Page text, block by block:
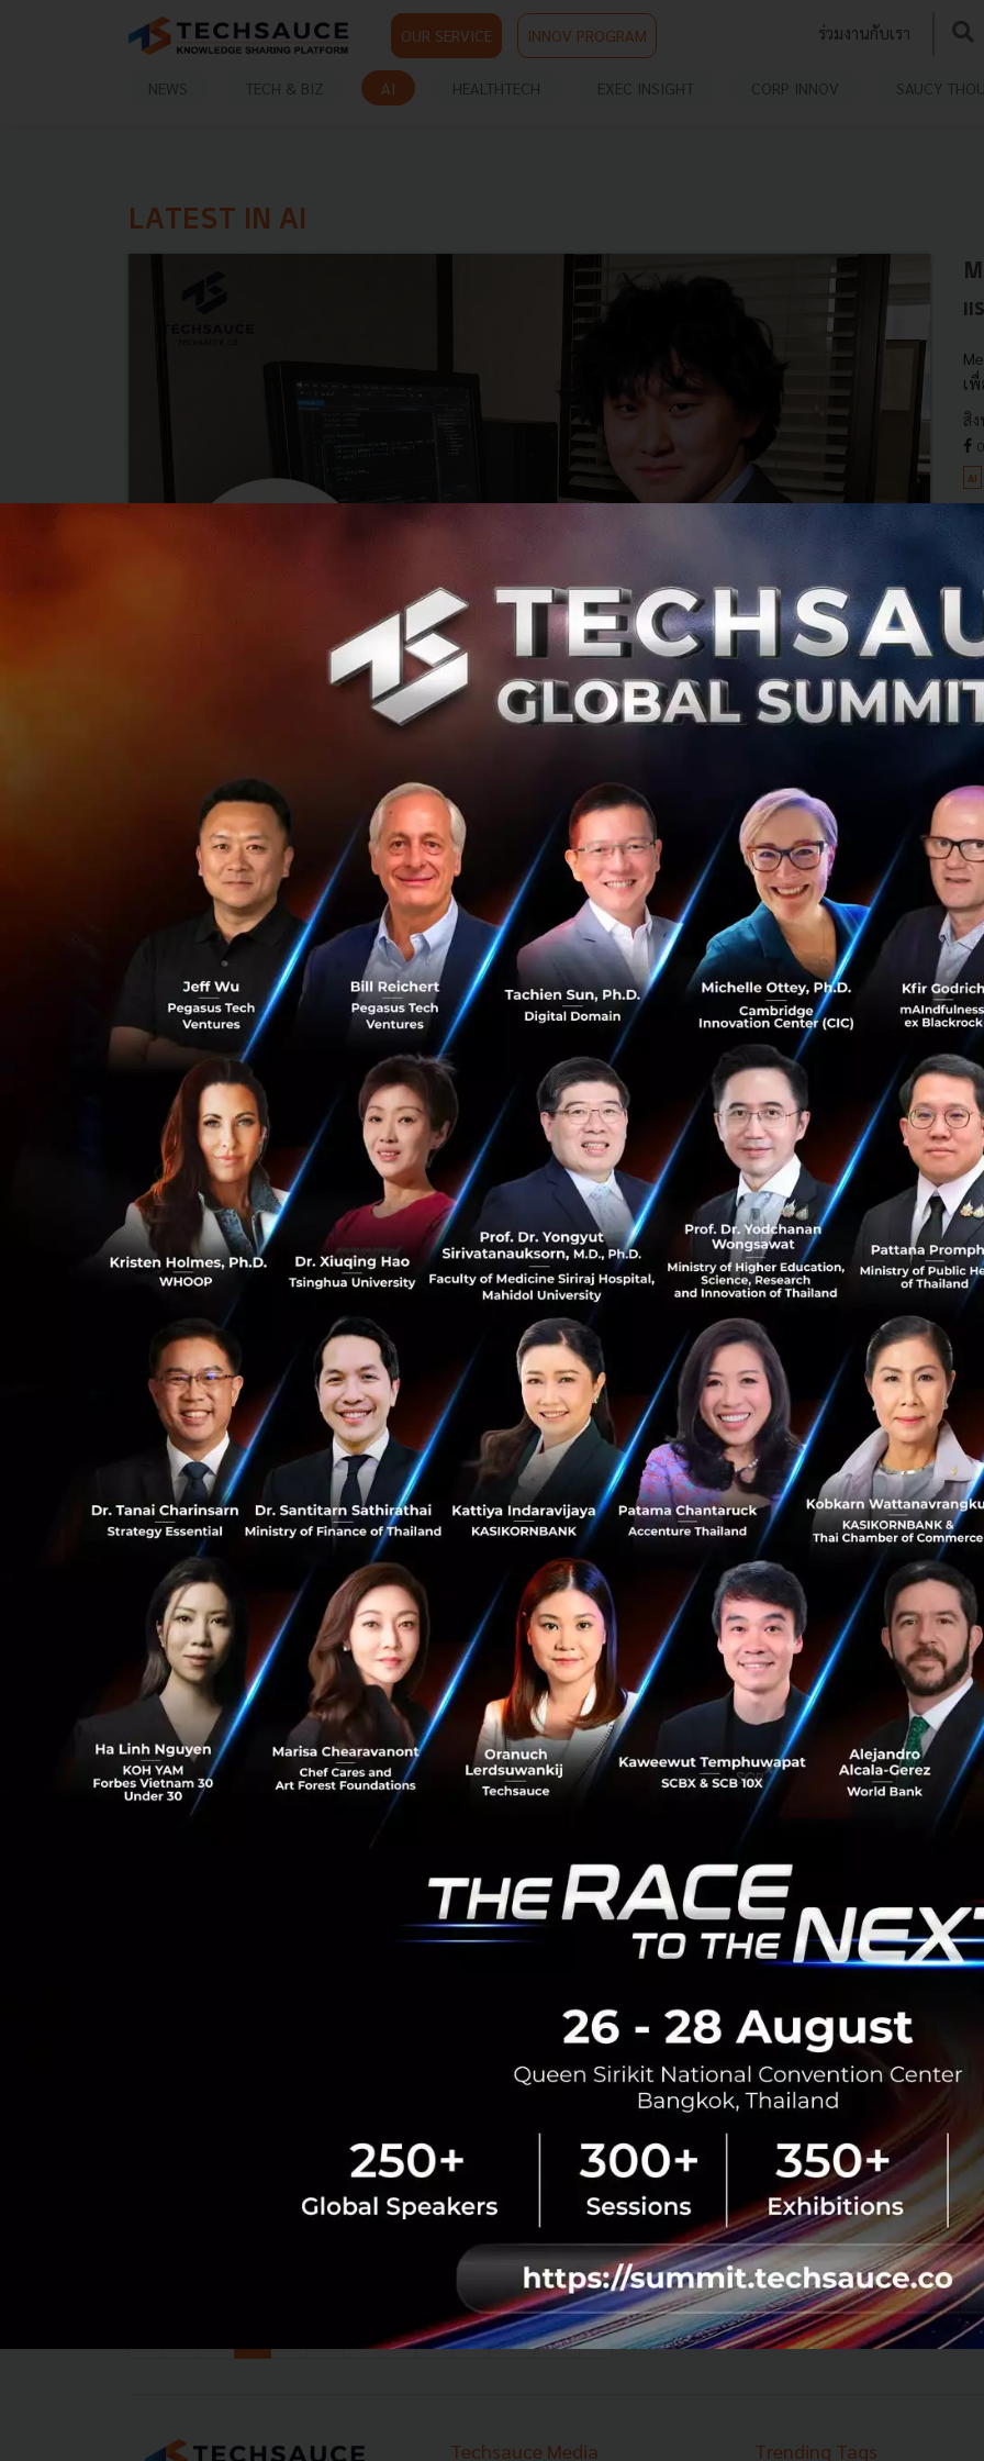
OUR SERVICE INNOV PROGRAM ร่วมงานกับเรา
NEWS TECH & BIZ AI HEALTHTECH EXEC INSIGHT CORP INNOV SAUCY
LATEST IN AI
แ
เ
สิ
0
AI
DeepMind สลายทีม AlphaFold เดินหน้า
ยุทธศาสตร์ใหม่ เลิกแก้โจทย์ยาก ๆ ทีละเรื่อง หันมาส
ร้าง AI ให้เป็นผู้ช่วยนักวิจัยแทน
Google DeepMind สลายทีม AlphaFold ที่คว้าโนเบลปี 2024
โยกนักวิจัยไปทำโครงการบน Gemini ขณะที่เกือบ 1 ใน 4 ลา
ออก และแกนนำอย่าง John Jumper ย้ายสู่ Anthropic
สะท้อนการปรับยุทธศาสตร์วิ...
กรกฎาคม 30, 2026
Techsauce Team
AI LLM Gemini AlphaFold
Gemini Spark ผู้ช่วย AI Agent ทำงานแทนเรา 24
ชั่วโมง เปิดให้คนไทยได้ทดลองใช้แล้ว เริ่มที่สมาชิก
Google AI Pro ก่อน
Google เปิดให้คนไทยลองใช้ Gemini Spark ผู้ช่วย AI Agent
ที่ทำงานแทนเรา 24 ชั่วโมงบนคลาวด์ เชื่อม Gmail-Docs-
Sheets รันได้พร้อมกัน 15 งาน เริ่มที่สมาชิก Google AI Pro
และ Ultra รองร...
กรกฎาคม 30, 2026 | ByTechsauce Team
AI Gemini Google AI Agent Thailand
จีนผลิต ‘เครื่องพิมพ์ชิป’ สำเร็จ แบบเดียวกับที่ ASML
เคยผูกขาด
จีนผลิตเครื่องพิมพ์ลายวงจรชิป Immersion DUV ได้เองใน
ประเทศ สะเทือนยักษ์ใหญ่ ASML และสั่นคลอนสงคราม
เทคโนโลยีโลก...
กรกฎาคม 30, 2026 | ByTechsauce Team
0
AI ai asml สหรัฐฯ-จีน-เทคโนโลยี
Anthropic เปิดตัว Claude Opus 5 โมเดล AI
สำหรับงานวิเคราะห์ ทำคะแนนเหนือ Fable 5 หลาย
ด้าน
แก้ปัญหาที่ซับซ้อน...
กรกฎาคม 27, 2026 | By Techsauce Team
Claude แต่ละโมเดลต่างกันอย่างไร? เปิดผลวิจัย
Anthropic พร้อมวิธีเลือกใช้ให้เหมาะกับงาน
เวลาที่เราถามคำถามทั่วไปกับ AI คำตอบที่ได้มักไม่ได้มีแค่
ข้อมูลหรือเหตุผล แต่ยังมี ‘มุมมอง’ หรือ ‘ความเชื่อ’ บางอย่าง
ของ AI แฝงอยู่ด้วยเสมอ...
AI ai claude anthropic
7 8 ... 29 30 ›
Techsauce Media Trending Tags